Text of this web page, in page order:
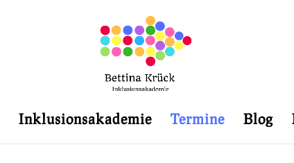
Inklusionsakademie Termine Blog